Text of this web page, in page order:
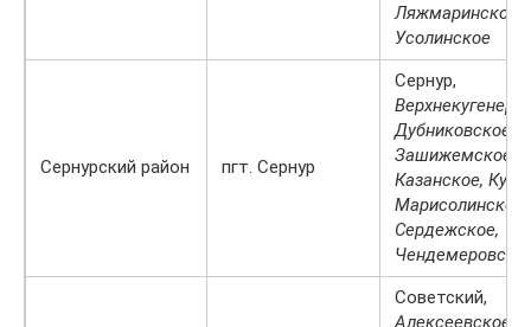
Ляжмаринское,
Усолинское
Сернурский район пгт. Сернур
Сернур,
Дубниковское,
Зашижемское,
Казанское,
Марисолинское,
Сердежское,
Советский,
Алексеевское,